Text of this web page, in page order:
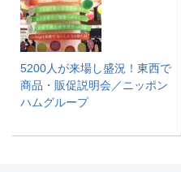
5200人が来場し盛況！東西で
商品・販促説明会／ニッポン
ハムグループ